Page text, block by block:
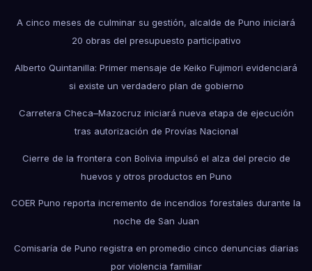
A cinco meses de culminar su gestión, alcalde de Puno iniciará
20 obras del presupuesto participativo
Alberto Quintanilla: Primer mensaje de Keiko Fujimori evidenciará
si existe un verdadero plan de gobierno
Carretera Checa–Mazocruz iniciará nueva etapa de ejecución
tras autorización de Provías Nacional
Cierre de la frontera con Bolivia impulsó el alza del precio de
huevos y otros productos en Puno
COER Puno reporta incremento de incendios forestales durante la
noche de San Juan
Comisaría de Puno registra en promedio cinco denuncias diarias
por violencia familiar